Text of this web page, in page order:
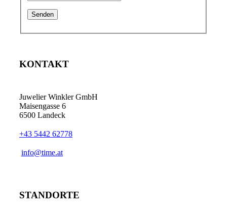
KONTAKT
Juwelier Winkler GmbH
Maisengasse 6
6500 Landeck
+43 5442 62778
info@time.at
STANDORTE